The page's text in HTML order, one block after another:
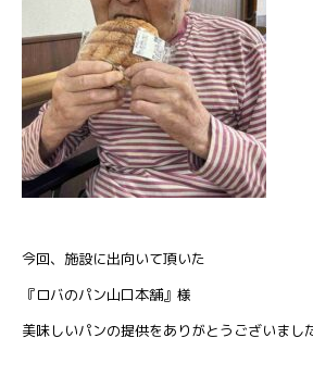
今回、施設に出向いて頂いた
『ロバのパン山口本舗』様
美味しいパンの提供をありがとうございまし